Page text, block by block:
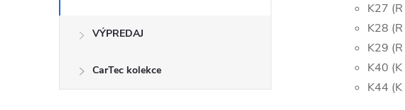
VÝPREDAJ
CarTec kolekce
K27
K28
K29
K40
K44